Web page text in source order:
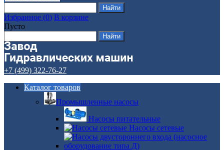
Избранное (0) В корзине
Пусто
+7 (499) 322-76-27
Каталог товаров
Промышленные насосы
Насосы питательные
Насосы сетевые